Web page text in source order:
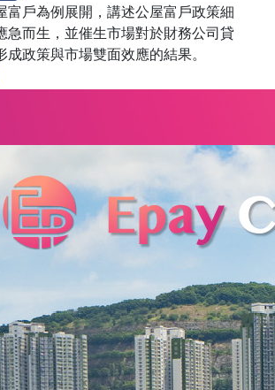
富戶為例展開，講述公屋富戶政策細
急而生，並催生市場對於財務公司貸
政策與市場雙面效應的結果。